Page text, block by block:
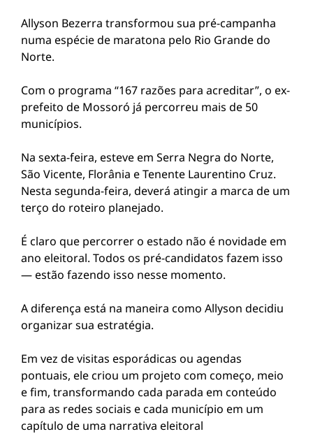
Allyson Bezerra transformou sua pré-campanha
numa espécie de maratona pelo Rio Grande do
Norte.
Com o programa “167 razões para acreditar”, o ex-
prefeito de Mossoró já percorreu mais de 50
municípios.
Na sexta-feira, esteve em Serra Negra do Norte,
São Vicente, Florânia e Tenente Laurentino Cruz.
Nesta segunda-feira, deverá atingir a marca de um
terço do roteiro planejado.
É claro que percorrer o estado não é novidade em
ano eleitoral. Todos os pré-candidatos fazem isso
— estão fazendo isso nesse momento.
A diferença está na maneira como Allyson decidiu
organizar sua estratégia.
Em vez de visitas esporádicas ou agendas
pontuais, ele criou um projeto com começo, meio
e fim, transformando cada parada em conteúdo
para as redes sociais e cada município em um
capítulo de uma narrativa eleitoral